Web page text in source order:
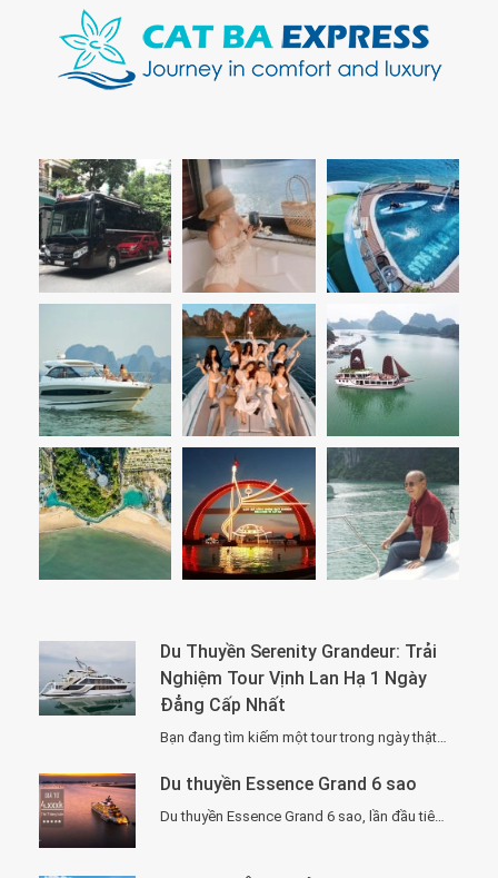
Du Thuyền Serenity Grandeur: Trải
Nghiệm Tour Vịnh Lan Hạ 1 Ngày
Đẳng Cấp Nhất
Bạn đang tìm kiếm một tour trong ngày thật “đã”, nhưng vẫn phải sang –…
Du thuyền Essence Grand 6 sao
Du thuyền Essence Grand 6 sao, lần đầu tiên xuất hiện tại Hạ Long. Với…